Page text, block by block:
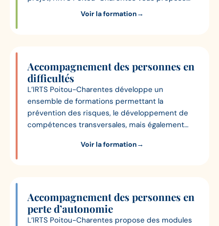
donc une formation dédiée, déclinée en 5
Voir la formation→
Accompagnement des personnes en
difficultés
L’IRTS Poitou-Charentes développe un
ensemble de formations permettant la
prévention des risques, le développement de
compétences transversales, mais également
professionnels du social et du médico-social.
Voir la formation→
Accompagnement des personnes en
perte d’autonomie
L’IRTS Poitou-Charentes propose des modules